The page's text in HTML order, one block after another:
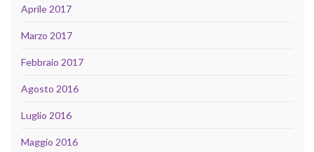
Aprile 2017
Marzo 2017
Febbraio 2017
Agosto 2016
Luglio 2016
Maggio 2016